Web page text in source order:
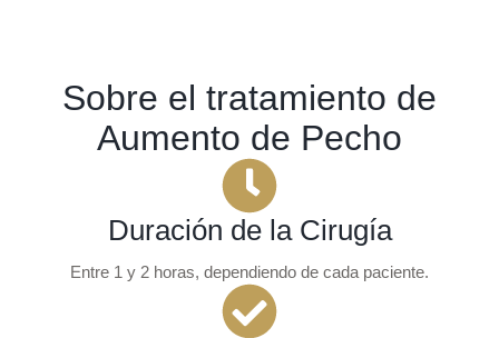
Sobre el tratamiento de
Aumento de Pecho
Duración de la Cirugía
Entre 1 y 2 horas, dependiendo de cada paciente.